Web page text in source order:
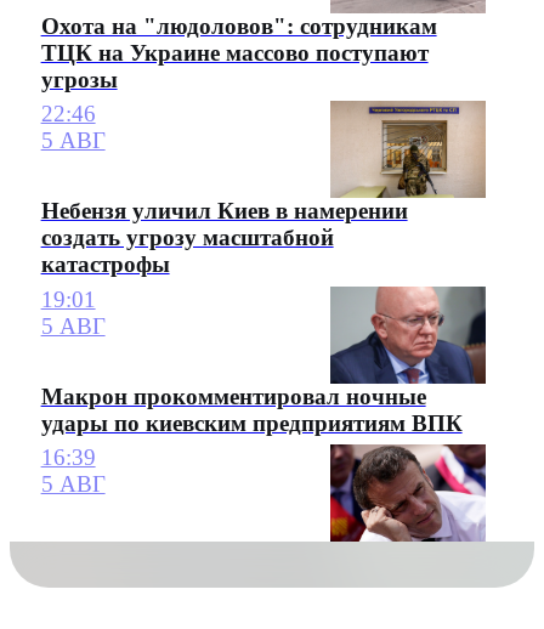
Охота на "людоловов": сотрудникам
ТЦК на Украине массово поступают
угрозы
22:46
5 АВГ
Небензя уличил Киев в намерении
создать угрозу масштабной
катастрофы
19:01
5 АВГ
Макрон прокомментировал ночные
удары по киевским предприятиям ВПК
16:39
5 АВГ